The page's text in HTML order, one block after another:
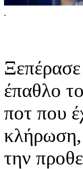
έπαθλο
ποτ που
κλήρωση,
την